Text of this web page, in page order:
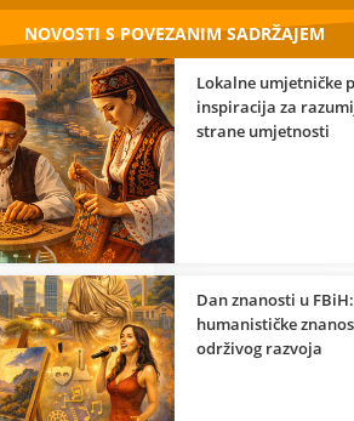
NOVOSTI S POVEZANIM SADRŽAJEM
Lokalne umjetničke
inspiracija za
strane umjetnosti
Dan znanosti u
humanističke
održivog razvoja